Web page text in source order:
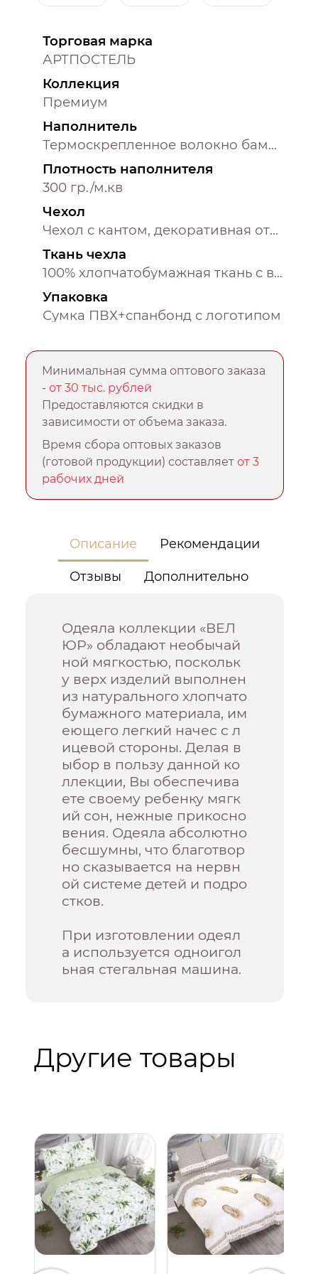
Торговая марка
АРТПОСТЕЛЬ
Коллекция
Премиум
Наполнитель
Термоскрепленное волокно бамбука
Плотность наполнителя
300 гр./м.кв
Чехол
Чехол с кантом, декоративная отстрочка
Ткань чехла
100% хлопчатобумажная ткань с ворсом
Упаковка
Сумка ПВХ+спанбонд с логотипом
Минимальная сумма оптового заказа
-от 30 тыс. рублей
Предоставляются скидки в
зависимости от объема заказа.
Время сбора оптовых заказов
(готовой продукции) составляетот 3
рабочих дней
Описание Рекомендации
Отзывы Дополнительно
Одеяла коллекции «ВЕЛ
ЮР» обладают необычай
ной мягкостью, поскольк
у верх изделий выполнен
из натурального хлопчато
бумажного материала, им
еющего легкий начес с л
ицевой стороны. Делая в
ыбор в пользу данной ко
ллекции, Вы обеспечива
ете своему ребенку мягк
ий сон, нежные прикосно
вения. Одеяла абсолютно
бесшумны, что благотвор
но сказывается на нервн
ой системе детей и подро
стков.
При изготовлении одеял
а используется одноигол
ьная стегальная машина.
Другие товары